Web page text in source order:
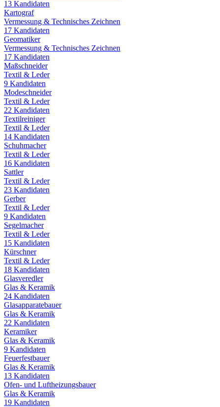
13 Kandidaten
Kartograf
Vermessung & Technisches Zeichnen
17 Kandidaten
Geomatiker
Vermessung & Technisches Zeichnen
17 Kandidaten
Maßschneider
Textil & Leder
9 Kandidaten
Modeschneider
Textil & Leder
22 Kandidaten
Textilreiniger
Textil & Leder
14 Kandidaten
Schuhmacher
Textil & Leder
16 Kandidaten
Sattler
Textil & Leder
23 Kandidaten
Gerber
Textil & Leder
9 Kandidaten
Segelmacher
Textil & Leder
15 Kandidaten
Kürschner
Textil & Leder
18 Kandidaten
Glasveredler
Glas & Keramik
24 Kandidaten
Glasapparatebauer
Glas & Keramik
22 Kandidaten
Keramiker
Glas & Keramik
9 Kandidaten
Feuerfestbauer
Glas & Keramik
13 Kandidaten
Ofen- und Luftheizungsbauer
Glas & Keramik
19 Kandidaten